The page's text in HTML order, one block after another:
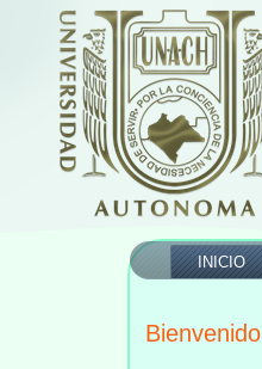
INICIO
Bienvenido